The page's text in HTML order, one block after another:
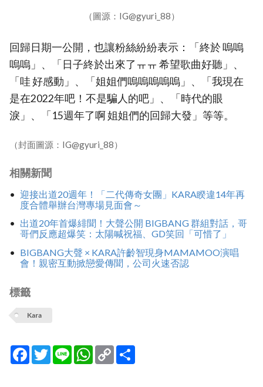
（圖源：IG@gyuri_88）
回歸日期一公開，也讓粉絲紛紛表示：「終於 嗚嗚
嗚嗚」、「日子終於出來了ㅠㅠ 希望歌曲好聽」、
「哇 好感動」、「姐姐們嗚嗚嗚嗚嗚」、「我現在
是在2022年吧！不是騙人的吧」、「時代的眼
淚」、「15週年了啊 姐姐們的回歸大發」等等。
（封面圖源：IG@gyuri_88）
相關新聞
迎接出道20週年！「二代傳奇女團」KARA睽違14年再
度合體舉辦台灣專場見面會～
出道20年首爆緋聞！大聲公開 BIGBANG 群組對話，哥
哥們反應超爆笑：太陽喊祝福、GD笑回「可惜了」
BIGBANG大聲 × KARA許齡智現身MAMAMOO演唱
會！親密互動掀戀愛傳聞，公司火速否認
標籤
Kara
Facebook
TwitterLine WhatsApp
Copy
Link